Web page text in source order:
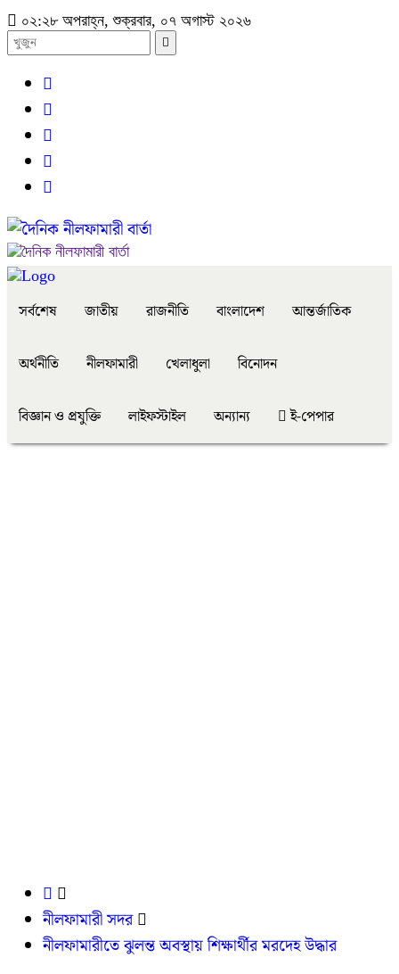
০২:২৮ অপরাহ্ন, শুক্রবার, ০৭ অগাস্ট ২০২৬
সর্বশেষ জাতীয় রাজনীতি বাংলাদেশ আন্তর্জাতিক
অর্থনীতি নীলফামারী খেলাধুলা বিনোদন
বিজ্ঞান ও প্রযুক্তি লাইফস্টাইল অন্যান্য ই-পেপার
নীলফামারী সদর
নীলফামারীতে ঝুলন্ত অবস্থায় শিক্ষার্থীর মরদেহ উদ্ধার